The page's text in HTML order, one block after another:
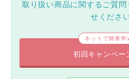
取り扱い商品に関するご質
せください
ネットで簡単申
初回キャンペー